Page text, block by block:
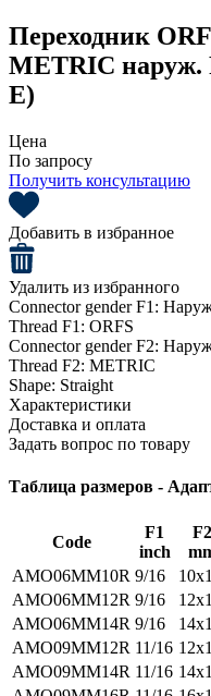
Переходник
METRIC наруж.
E)
Цена
По запросу
Получить консультацию
Добавить в избранное
Удалить из избранного
Connector gender F1:
Thread F1: ORFS
Connector gender F2:
Thread F2: METRIC
Shape: Straight
Характеристики
Доставка и оплата
Задать вопрос по товару
Таблица размеров -
Code
F1
inch
F2
AMO06MM10R 9/16 10x1
AMO06MM12R 9/16
AMO06MM14R 9/16
AMO09MM12R 11/16
AMO09MM14R 11/16